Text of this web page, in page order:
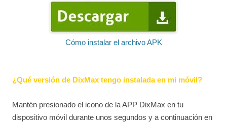
Cómo instalar el archivo APK
¿Qué versión de DixMax tengo instalada en mi móvil?
Mantén presionado el icono de la APP DixMax en tu
dispositivo móvil durante unos segundos y a continuación en